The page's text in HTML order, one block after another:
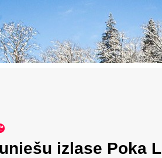
izlase Poka